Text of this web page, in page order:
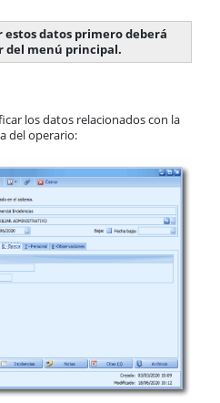
datos primero deberá
del menú principal.
los datos relacionados con la
del operario: